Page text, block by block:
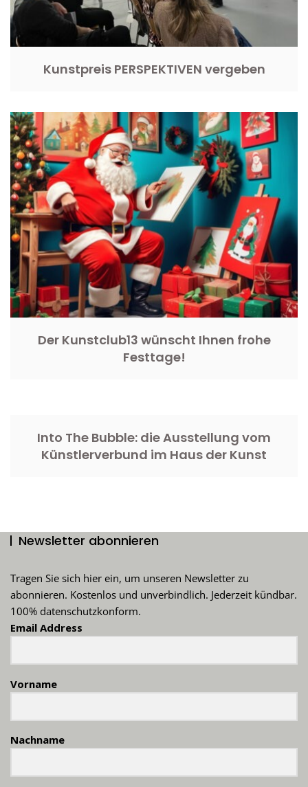
Kunstpreis PERSPEKTIVEN vergeben
Der Kunstclub13 wünscht Ihnen frohe
Festtage!
Into The Bubble: die Ausstellung vom
Künstlerverbund im Haus der Kunst
Newsletter abonnieren
Tragen Sie sich hier ein, um unseren Newsletter zu
abonnieren. Kostenlos und unverbindlich. Jederzeit kündbar.
100% datenschutzkonform.
Email Address
Vorname
Nachname